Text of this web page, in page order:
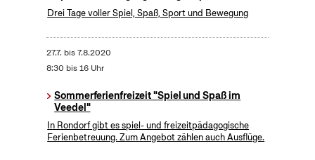
Drei Tage voller Spiel, Spaß, Sport und Bewegung
27.7. bis7.8.2020
8:30 bis 16 Uhr
Sommerferienfreizeit "Spiel und Spaß im
Veedel"
In Rondorf gibt es spiel- und freizeitpädagogische
Ferienbetreuung. Zum Angebot zählen auch Ausflüge.